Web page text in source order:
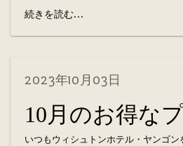
続きを読む...
2023年10月03日
10月のお得な
いつもウィシュトンホテル・ヤンゴ